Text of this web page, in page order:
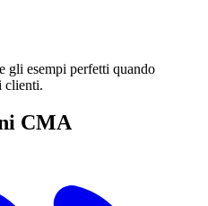
gli esempi perfetti quando
clienti.
CMA